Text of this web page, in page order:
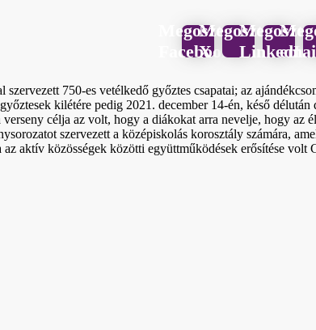
Megosztás
Facebook
Megosztás
X
LinkedIn
750-es vetélkedő győztes csapatai; az
kilétére pedig 2021. december 14-én, késő
célja az volt, hogy a diákokat arra nevelje, hogy az
szervezett a középiskolás korosztály számára,
aktív közösségek közötti együttműködések erősítése volt